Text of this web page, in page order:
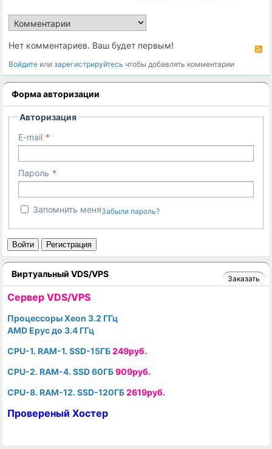
Нет комментариев. Ваш будет первым!
Войдите илизарегистрируйтесь чтобы добавлять комментарии
Форма авторизации
Авторизация
E-mail
Пароль
Запомнить меняЗабыли пароль?
Войти Регистрация
Виртуальный VDS/VPS Заказать
Cервер VDS/VPS
Процессоры Xeon 3.2 ГГц
AMD Epyc до 3.4 ГГц
CPU-1. RAM-1. SSD-15ГБ249руб.
CPU-2. RAM-4. SSD 60ГБ909руб.
CPU-8. RAM-12. SSD-120ГБ2619руб.
Провереный Хостер